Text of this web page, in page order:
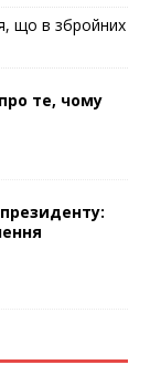
що в збройних
те, чому